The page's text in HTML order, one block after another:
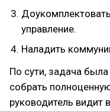
управление.
Наладить
По сути, задача была
собрать
руководитель видит